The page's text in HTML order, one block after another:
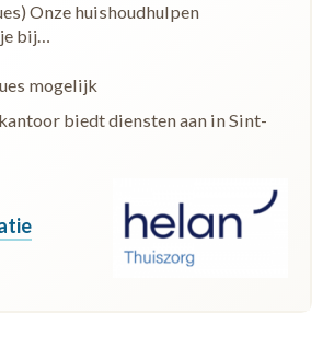
Onze huishoudhulpen
bij…
mogelijk
biedt diensten aan in Sint-